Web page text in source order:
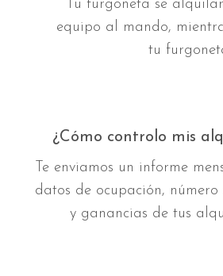
Tu furgoneta se
equipo al mando,
tu
¿Cómo controlo mis
Te enviamos un informe
datos de ocupación, número
y ganancias de tus